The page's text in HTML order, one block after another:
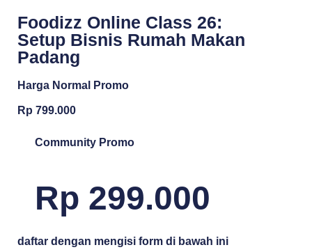
Foodizz Online Class 26:
Setup Bisnis Rumah Makan
Padang
Harga Normal Promo
Rp 799.000
Community Promo
Rp 299.000
daftar dengan mengisi form di bawah ini